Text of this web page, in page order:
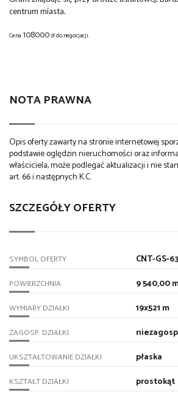
centrum miasta.
Cena:108000zł do negocjacji.
NOTA PRAWNA
Opis oferty zawarty na stronie internetowej
podstawie oględzin nieruchomości oraz
właściciela, może podlegać aktualizacji i nie
art. 66 i następnych K.C.
SZCZEGÓŁY OFERTY
SYMBOL OFERTY CNT-GS-
POWIERZCHNIA 9 540,00
WYMIARY DZIAŁKI 19x521 m
ZAGOSP. DZIAŁKI
UKSZTAŁTOWANIE DZIAŁKI płaska
KSZTAŁT DZIAŁKI prostokąt